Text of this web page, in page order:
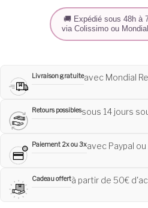
🚚 Expédié sous 48h à
via Colissimo ou
Livraison gratuiteavec Mondial
Retours possiblessous 14 jours
Paiement 2x ou 3xavec Paypal ou
Cadeau offertà partir de 50€